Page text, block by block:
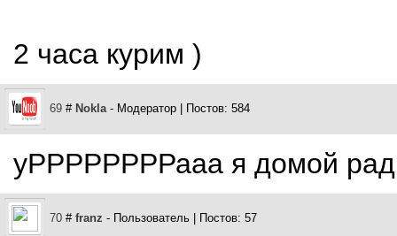
2 часа курим )
69 # Nokla- Модератор | Постов: 584
уРРРРРРРРааа я домой
70 # franz - Пользователь | Постов: 57